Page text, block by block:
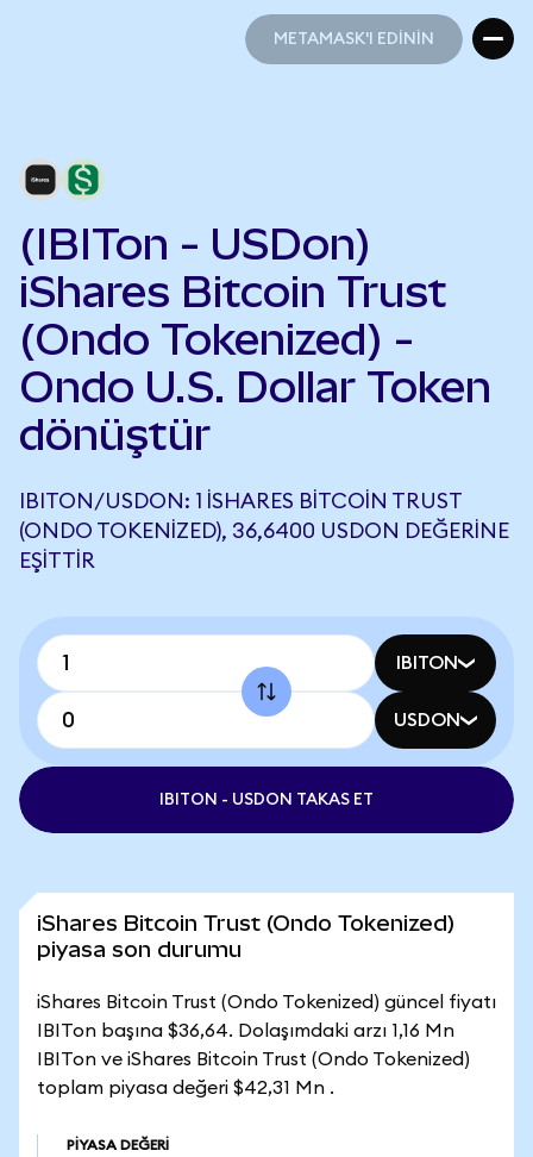
METAMASK'I EDİNİN
(IBITon - USDon)
iShares Bitcoin Trust
(Ondo Tokenized) -
Ondo U.S. Dollar Token
dönüştür
IBITON/USDON: 1 ISHARES BITCOIN TRUST
(ONDO TOKENIZED), 36,6400 USDON DEĞERINE
EŞITTIR
IBITON
USDON
IBITON - USDON TAKAS ET
iShares Bitcoin Trust (Ondo Tokenized)
piyasa son durumu
iShares Bitcoin Trust (Ondo Tokenized) güncel fiyatı
IBITon başına $36,64. Dolaşımdaki arzı 1,16 Mn
IBITon ve iShares Bitcoin Trust (Ondo Tokenized)
toplam piyasa değeri $42,31 Mn .
PIYASA DEĞERI